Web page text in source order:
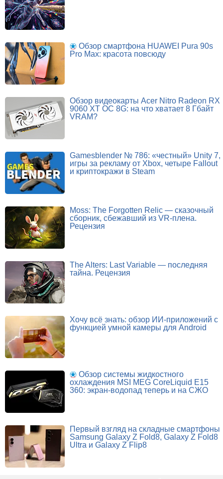
Обзор смартфона HUAWEI Pura 90s
Pro Max: красота повсюду
Обзор видеокарты Acer Nitro Radeon RX
9060 XT OC 8G: на что хватает 8 Гбайт
VRAM?
Gamesblender № 786: «честный» Unity 7,
игры за рекламу от Xbox, четыре Fallout
и криптокражи в Steam
Moss: The Forgotten Relic — сказочный
сборник, сбежавший из VR-плена.
Рецензия
The Alters: Last Variable — последняя
тайна. Рецензия
Хочу всё знать: обзор ИИ-приложений с
функцией умной камеры для Android
Обзор системы жидкостного
охлаждения MSI MEG CoreLiquid E15
360: экран-водопад теперь и на СЖО
Первый взгляд на складные смартфоны
Samsung Galaxy Z Fold8, Galaxy Z Fold8
Ultra и Galaxy Z Flip8